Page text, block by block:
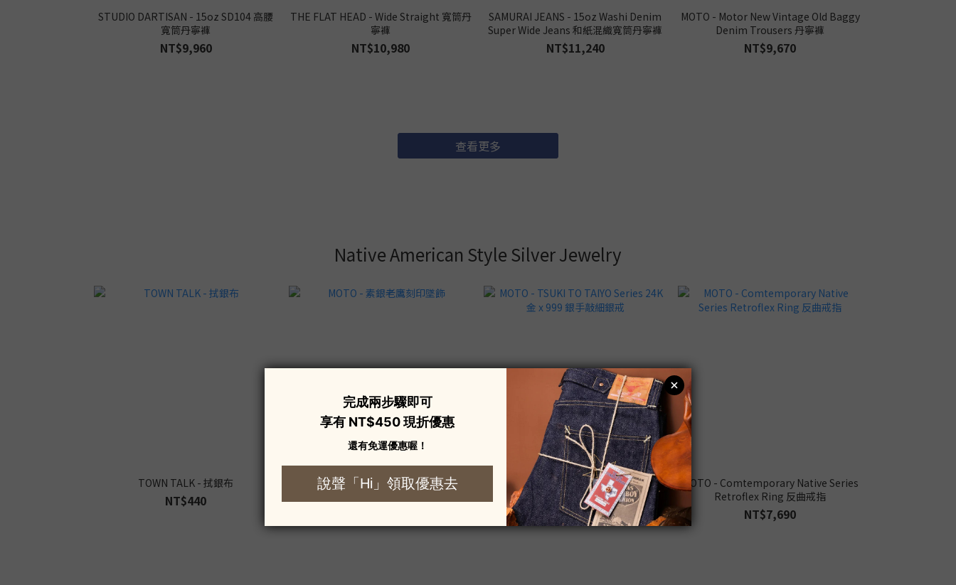
STUDIO DARTISAN - 15oz SD104 高腰
寬筒丹寧褲
NT$9,960
THE FLAT HEAD - Wide Straight 寬筒丹
寧褲
NT$10,980
SAMURAI JEANS - 15oz Washi Denim
Super Wide Jeans 和紙混織寬筒丹寧褲
NT$11,240
MOTO - Motor New Vintage Old Baggy
Denim Trousers 丹寧褲
NT$9,670
查看更多
Native American Style Silver Jewelry
TOWN TALK - 拭銀布
NT$440
MOTO - 素銀老鷹刻印墜飾
NT$2,740
MOTO - TSUKI TO TAIYO Series 24K 金 x
999 銀手敲細銀戒
NT$10,000
MOTO - Comtemporary Native Series
Retroflex Ring 反曲戒指
NT$7,690